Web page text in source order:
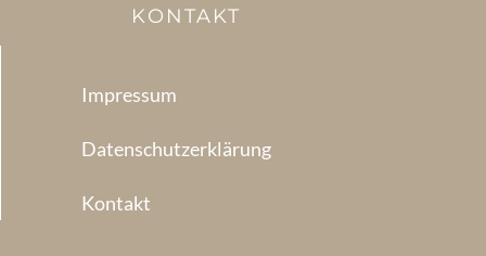
KONTAKT
Impressum
Datenschutzerklärung
Kontakt